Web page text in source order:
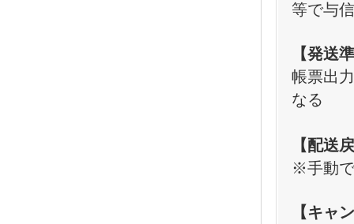
等で与
【発送
帳票出
なる
【配送
※手動
【キャ